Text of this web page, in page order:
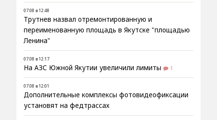
07.08 в 12:48
Трутнев назвал отремонтированную и
переименованную площадь в Якутске "площадью
Ленина"
07.08 в 12:17
На АЗС Южной Якутии увеличили лимиты 1
07.08 в 12:01
Дополнительные комплексы фотовидеофиксации
установят на федтрассах